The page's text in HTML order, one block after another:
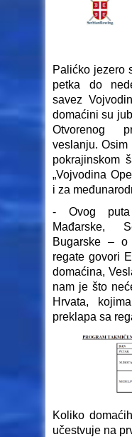
Palićko jezero
petka do
savez
domaćini su
Otvorenog
veslanju. Osim
pokrajinskom
„Vojvodina
i za
- Ovog puta
Mađarske,
Bugarske – o
regate govori
domaćina,
nam je što
Hrvata,
preklapa sa
Koliko
učestvuje na